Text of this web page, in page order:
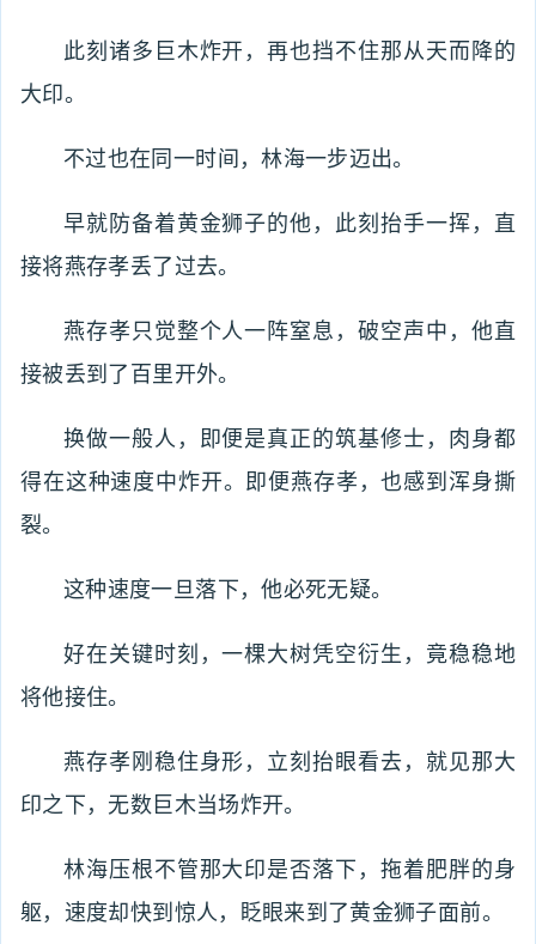
此刻诸多巨木炸开，再也挡不住那从天而降的
大印。
不过也在同一时间，林海一步迈出。
早就防备着黄金狮子的他，此刻抬手一挥，直
接将燕存孝丢了过去。
燕存孝只觉整个人一阵窒息，破空声中，他直
接被丢到了百里开外。
换做一般人，即便是真正的筑基修士，肉身都
得在这种速度中炸开。即便燕存孝，也感到浑身撕
裂。
这种速度一旦落下，他必死无疑。
好在关键时刻，一棵大树凭空衍生，竟稳稳地
将他接住。
燕存孝刚稳住身形，立刻抬眼看去，就见那大
印之下，无数巨木当场炸开。
林海压根不管那大印是否落下，拖着肥胖的身
躯，速度却快到惊人，眨眼来到了黄金狮子面前。